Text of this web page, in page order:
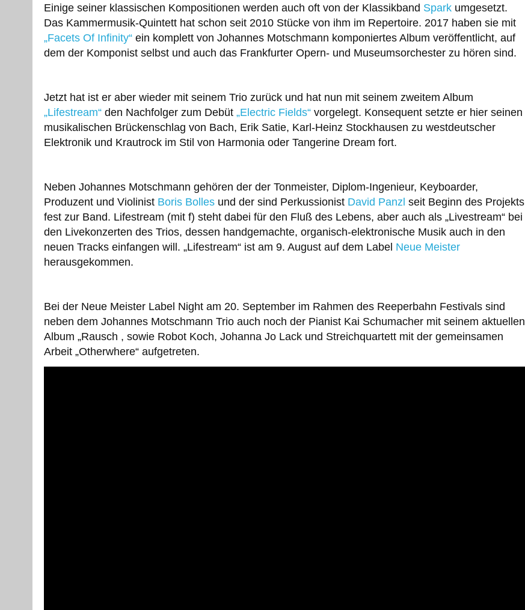
Einige seiner klassischen Kompositionen werden auch oft von der Klassikband Sparkumgesetzt.
Das Kammermusik-Quintett hat schon seit 2010 Stücke von ihm im Repertoire. 2017 haben sie mit
„Facets Of Infinity“ein komplett von Johannes Motschmann komponiertes Album veröffentlicht, auf
dem der Komponist selbst und auch das Frankfurter Opern- und Museumsorchester zu hören sind.
Jetzt hat ist er aber wieder mit seinem Trio zurück und hat nun mit seinem zweitem Album
„Lifestream“den Nachfolger zum Debüt „Electric Fields“vorgelegt. Konsequent setzte er hier seinen
musikalischen Brückenschlag von Bach, Erik Satie, Karl-Heinz Stockhausen zu westdeutscher
Elektronik und Krautrock im Stil von Harmonia oder Tangerine Dream fort.
Neben Johannes Motschmann gehören der der Tonmeister, Diplom-Ingenieur, Keyboarder,
Produzent und Violinist Boris Bollesund der sind PerkussionistDavid Panzl seit Beginn des Projekts
fest zur Band. Lifestream (mit f) steht dabei für den Fluß des Lebens, aber auch als „Livestream“ bei
den Livekonzerten des Trios, dessen handgemachte, organisch-elektronische Musik auch in den
neuen Tracks einfangen will. „Lifestream“ ist am 9. August auf dem Label Neue Meister
herausgekommen.
Bei der Neue Meister Label Night am 20. September im Rahmen des Reeperbahn Festivals sind
neben dem Johannes Motschmann Trio auch noch der Pianist Kai Schumacher mit seinem aktuellen
Album „Rausch , sowie Robot Koch, Johanna Jo Lack und Streichquartett mit der gemeinsamen
Arbeit „Otherwhere“ aufgetreten.